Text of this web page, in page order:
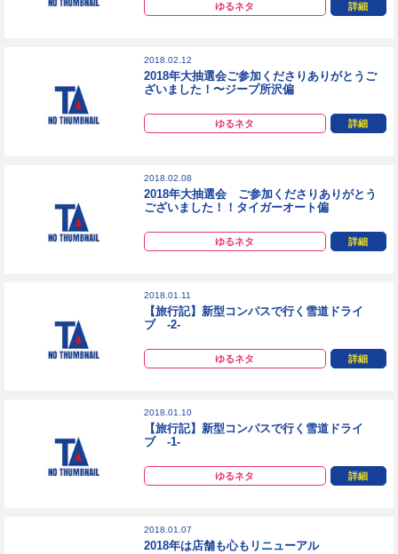
ゆるネタ 詳細
2018.02.12
2018年大抽選会ご参加くださりありがとうご
ざいました！〜ジープ所沢偏
ゆるネタ 詳細
2018.02.08
2018年大抽選会 ご参加くださりありがとう
ございました！！タイガーオート偏
ゆるネタ 詳細
2018.01.11
【旅行記】新型コンパスで行く雪道ドライ
ブ -2-
ゆるネタ 詳細
2018.01.10
【旅行記】新型コンパスで行く雪道ドライ
ブ -1-
ゆるネタ 詳細
2018.01.07
2018年は店舗も心もリニューアル